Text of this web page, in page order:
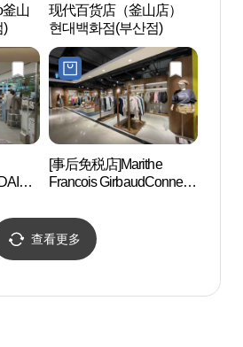
釜山
)
现代百货店（釜山店）
현대백화점(부산점)
釜
[事后免税店]Marithe
Francois GirbaudConnect
랑소와저버 커넥트현대
부산점)
查看更多